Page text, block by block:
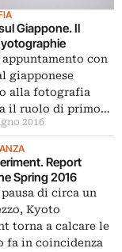
Giappone. Il
con
giapponese
alla fotografia
il ruolo di primo…
2016
Report
Spring 2016
di circa un
Kyoto
torna a calcare le
fa in coincidenza